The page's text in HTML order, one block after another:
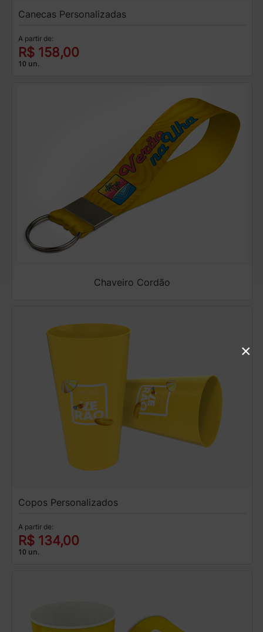
Canecas Personalizadas
A partir de:
R$ 158,00
10 un.
Chaveiro Cordão
Copos Personalizados
A partir de:
R$ 134,00
10 un.
×